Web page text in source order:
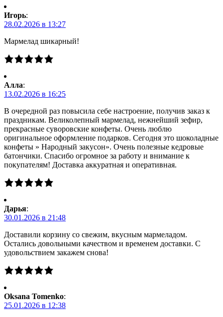
Игорь:
28.02.2026 в 13:27
Мармелад шикарный!
Алла:
13.02.2026 в 16:25
В очередной раз повысила себе настроение, получив заказ к
праздникам. Великолепный мармелад, нежнейший зефир,
прекрасные суворовские конфеты. Очень люблю
оригинальное оформление подарков. Сегодня это шоколадные
конфеты » Народный закусон». Очень полезные кедровые
батончики. Спасибо огромное за работу и внимание к
покупателям! Доставка аккуратная и оперативная.
Дарья:
30.01.2026 в 21:48
Доставили корзину со свежим, вкусным мармеладом.
Остались довольными качеством и временем доставки. С
удовольствием закажем снова!
Oksana Tomenko:
25.01.2026 в 12:38